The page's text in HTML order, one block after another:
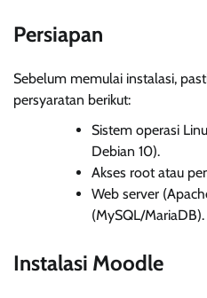
Persiapan
Sebelum memulai instalasi,
persyaratan berikut:
Sistem operasi
Debian 10).
Akses root atau
Web server
(MySQL/MariaDB).
Instalasi Moodle